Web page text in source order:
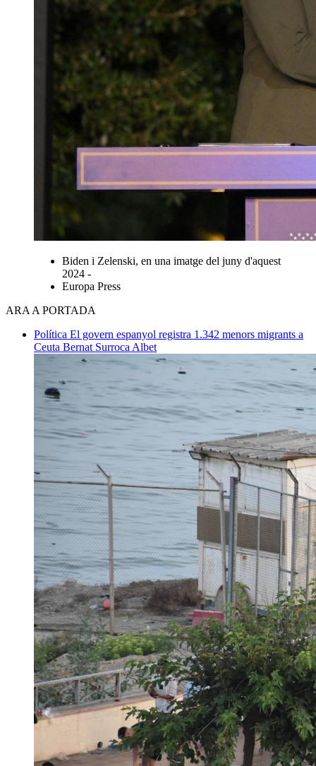
Biden i Zelenski, en una imatge del juny d'aquest
2024 -
Europa Press
ARA A PORTADA
Política El govern espanyol registra 1.342 menors migrants a
Ceuta Bernat Surroca Albet